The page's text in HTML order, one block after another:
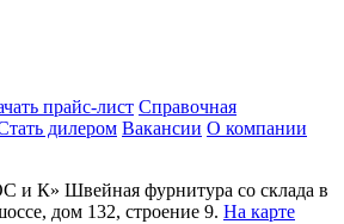
прайс-лист Справочная
дилером Вакансии О компании
и К» Швейная фурнитура со склада в
дом 132, строение 9. На карте